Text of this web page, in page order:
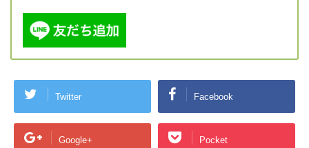
Twitter Facebook
Google+ Pocket